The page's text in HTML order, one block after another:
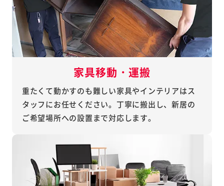
家具移動・運搬
重たくて動かすのも難しい家具やインテリアはス
タッフにお任せください。丁寧に搬出し、新居の
ご希望場所への設置まで対応します。